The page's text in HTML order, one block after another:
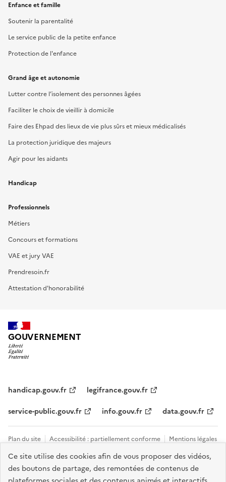
Ce site utilise des cookies afin de vous proposer des vidéos,
des boutons de partage, des remontées de contenus de
Enfance et famille
Soutenir la parentalité
Le service public de la petite enfance
Protection de l'enfance
Grand âge et autonomie
Lutter contre l’isolement des personnes âgées
Faciliter le choix de vieillir à domicile
Faire des Ehpad des lieux de vie plus sûrs et mieux médicalisés
La protection juridique des majeurs
Agir pour les aidants
Handicap
Professionnels
Métiers
Concours et formations
VAE et jury VAE
Prendresoin.fr
Attestation d'honorabilité
GOUVERNEMENT
handicap.gouv.fr
legifrance.gouv.fr
service-public.gouv.fr
info.gouv.fr data.gouv.fr
Plan du site Accessibilité : partiellement conforme
Mentions légales
Données personnelles et cookies
Tous les contacts et sites utiles
Gestion des cookies